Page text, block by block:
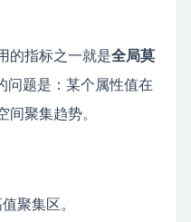
的指标之一就是全局莫
问题是：某个属性值在
聚集趋势。
聚集区。